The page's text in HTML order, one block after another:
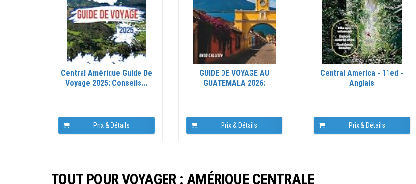
Central Amérique Guide De
Voyage 2025: Conseils...
Prix & Détails
GUIDE DE VOYAGE AU
GUATEMALA 2026:
Prix & Détails
Central America - 11ed -
Anglais
Prix & Détails
TOUT POUR VOYAGER : AMÉRIQUE CENTRALE